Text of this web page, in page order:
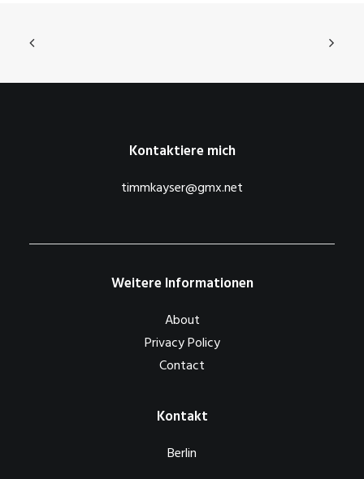
Kontaktiere mich
timmkayser@gmx.net
Weitere Informationen
About
Privacy Policy
Contact
Kontakt
Berlin